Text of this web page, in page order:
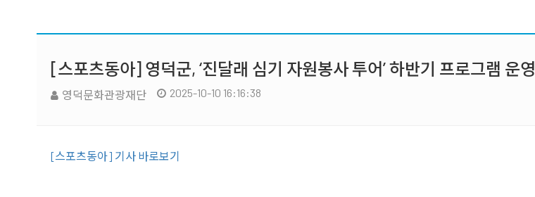
[스포츠동아] 영덕군, ‘진달래 심기 자원봉사 투어’ 하반기 프로그램 운영
영덕문화관광재단 2025-10-10 16:16:38
[스포츠동아] 기사 바로보기